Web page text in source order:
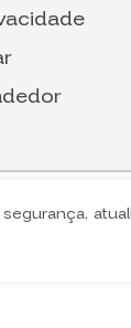
para oferecer
para oferecer
2023 -